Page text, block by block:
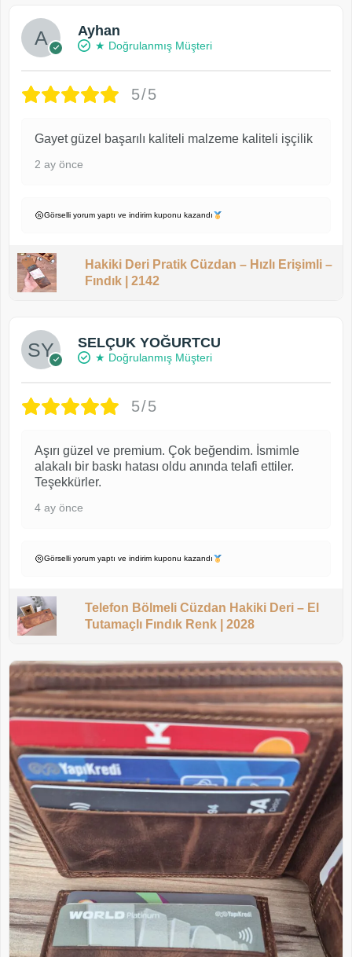
Ayhan
★ Doğrulanmış Müşteri
5/5
Gayet güzel başarılı kaliteli malzeme kaliteli işçilik
2 ay önce
Görselli yorum yaptı ve indirim kuponu kazandı
Hakiki Deri Pratik Cüzdan – Hızlı Erişimli –
Fındık | 2142
SELÇUK YOĞURTCU
★ Doğrulanmış Müşteri
5/5
Aşırı güzel ve premium. Çok beğendim. İsmimle
alakalı bir baskı hatası oldu anında telafi ettiler.
Teşekkürler.
4 ay önce
Görselli yorum yaptı ve indirim kuponu kazandı
Telefon Bölmeli Cüzdan Hakiki Deri – El
Tutamaçlı Fındık Renk | 2028